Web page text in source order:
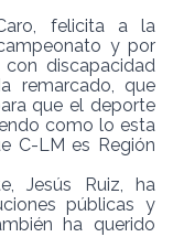
felicita a la
y por
discapacidad
remarcado, que
que el deporte
como lo esta
C-LM es Región
Jesús Ruiz, ha
públicas y
ha querido